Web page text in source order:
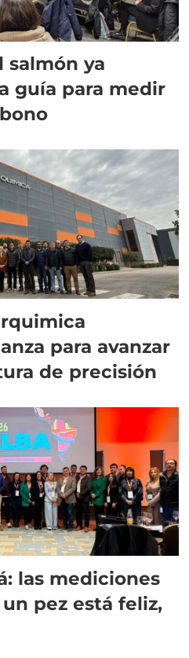
salmón ya
guía para medir
para avanzar
de precisión
las mediciones
pez está feliz,